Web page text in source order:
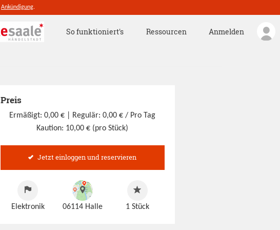
Ankündigung.
So funktioniert's Ressourcen Anmelden
Preis
Ermäßigt: 0,00 €
| Regulär: 0,00 € / Pro Tag
Kaution: 10,00 € (pro Stück)
Jetzt einloggen und reservieren
Elektronik 06114 Halle 1 Stück